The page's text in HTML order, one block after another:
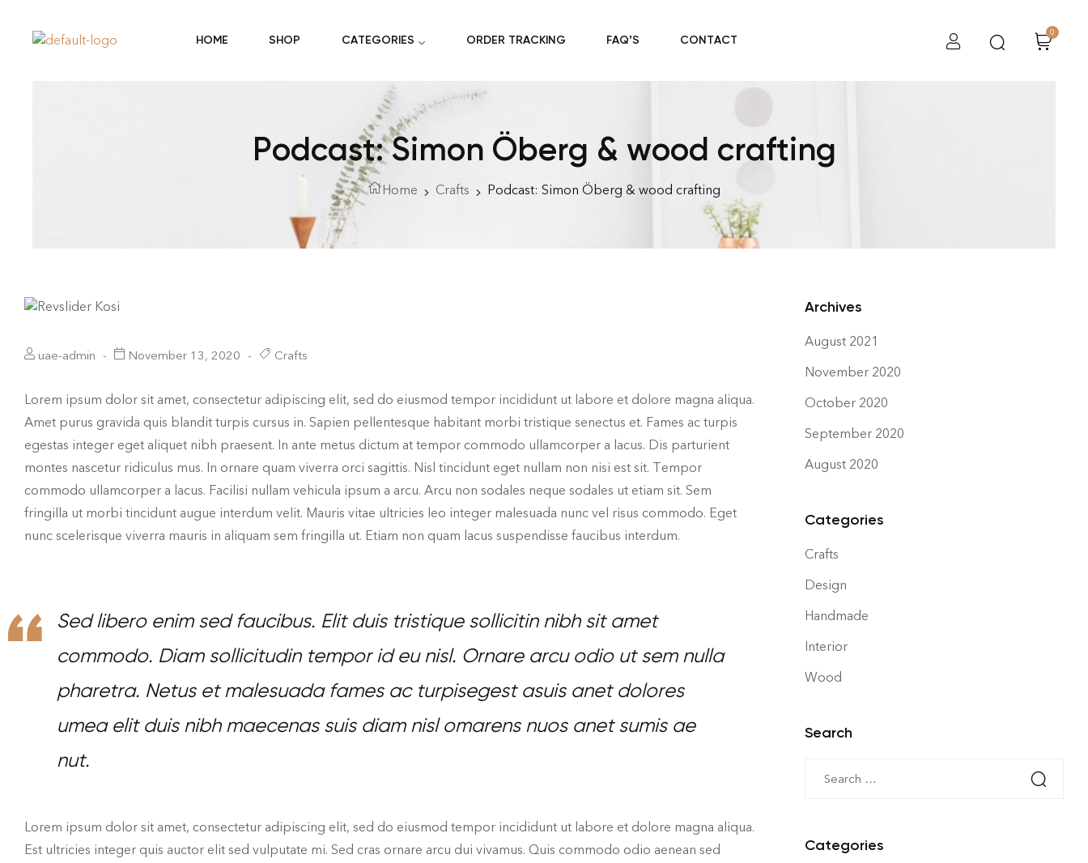
HOME SHOP CATEGORIES ORDER TRACKING FAQ’S CONTACT
0
Podcast: Simon Öberg & wood crafting
Home Crafts Podcast: Simon Öberg & wood crafting
uae-admin November 13, 2020 Crafts
Lorem ipsum dolor sit amet, consectetur adipiscing elit, sed do eiusmod tempor incididunt ut labore et dolore magna aliqua.
Amet purus gravida quis blandit turpis cursus in. Sapien pellentesque habitant morbi tristique senectus et. Fames ac turpis
egestas integer eget aliquet nibh praesent. In ante metus dictum at tempor commodo ullamcorper a lacus. Dis parturient
montes nascetur ridiculus mus. In ornare quam viverra orci sagittis. Nisl tincidunt eget nullam non nisi est sit. Tempor
commodo ullamcorper a lacus. Facilisi nullam vehicula ipsum a arcu. Arcu non sodales neque sodales ut etiam sit. Sem
fringilla ut morbi tincidunt augue interdum velit. Mauris vitae ultricies leo integer malesuada nunc vel risus commodo. Eget
nunc scelerisque viverra mauris in aliquam sem fringilla ut. Etiam non quam lacus suspendisse faucibus interdum.
Sed libero enim sed faucibus. Elit duis tristique sollicitin nibh sit amet
commodo. Diam sollicitudin tempor id eu nisl. Ornare arcu odio ut sem nulla
pharetra. Netus et malesuada fames ac turpisegest asuis anet dolores
umea elit duis nibh maecenas suis diam nisl omarens nuos anet sumis ae
nut.
Lorem ipsum dolor sit amet, consectetur adipiscing elit, sed do eiusmod tempor incididunt ut labore et dolore magna aliqua.
Est ultricies integer quis auctor elit sed vulputate mi. Sed cras ornare arcu dui vivamus. Quis commodo odio aenean sed
Archives
August 2021
November 2020
October 2020
September 2020
August 2020
Categories
Crafts
Design
Handmade
Interior
Wood
Search
Categories